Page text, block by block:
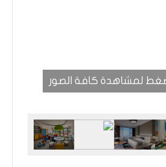
لمشاهدة كافة الصور